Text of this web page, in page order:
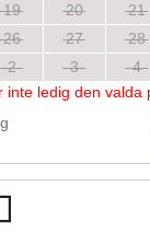
19 20 21
26 27 28
2 3 4
inte ledig den valda